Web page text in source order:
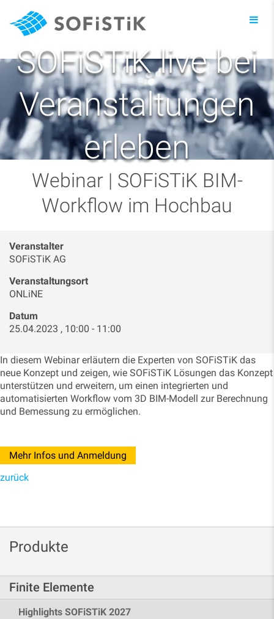
SOFiSTiK live bei
Veranstaltungen
erleben
Webinar | SOFiSTiK BIM-
Workflow im Hochbau
Veranstalter
SOFiSTiK AG
Veranstaltungsort
ONLiNE
Datum
25.04.2023 , 10:00 - 11:00
In diesem Webinar erläutern die Experten von SOFiSTiK das
neue Konzept und zeigen, wie SOFiSTiK Lösungen das Konzept
unterstützen und erweitern, um einen integrierten und
automatisierten Workflow vom 3D BIM-Modell zur Berechnung
und Bemessung zu ermöglichen.
Mehr Infos und Anmeldung
zurück
Produkte
Finite Elemente
Highlights SOFiSTiK 2027